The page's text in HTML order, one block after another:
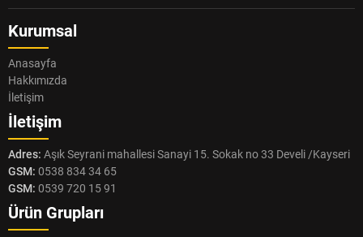
Kurumsal
Anasayfa
Hakkımızda
İletişim
İletişim
Adres: Aşık Seyrani mahallesi Sanayi 15. Sokak no 33 Develi /Kayseri
GSM: 0538 834 34 65
GSM: 0539 720 15 91
Ürün Grupları